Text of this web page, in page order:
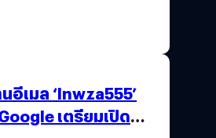
อีเมล ‘lnwza555’
เตรียมเปิด